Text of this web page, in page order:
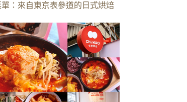
：來自東京表參道的日式烘焙